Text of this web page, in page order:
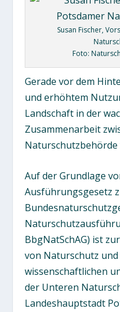
Susan Fischer,
Foto:
Gerade vor dem
und erhöhtem
Landschaft in der
Zusammenarbeit
Auf der Grundlage
Ausführungsgesetz
BbgNatSchAG) ist
von Naturschutz
wissenschaftlichen
der Unteren
Landeshauptstadt